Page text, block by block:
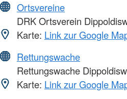
Ortsvereine
DRK Ortsverein
Karte: Link zur Google
Rettungswache
Rettungswache
Karte: Link zur Google